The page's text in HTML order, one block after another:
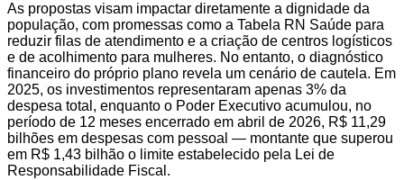
As propostas visam impactar diretamente a dignidade da
população, com promessas como a Tabela RN Saúde para
reduzir filas de atendimento e a criação de centros logísticos
e de acolhimento para mulheres. No entanto, o diagnóstico
financeiro do próprio plano revela um cenário de cautela. Em
2025, os investimentos representaram apenas 3% da
despesa total, enquanto o Poder Executivo acumulou, no
período de 12 meses encerrado em abril de 2026, R$ 11,29
bilhões em despesas com pessoal — montante que superou
em R$ 1,43 bilhão o limite estabelecido pela Lei de
Responsabilidade Fiscal.